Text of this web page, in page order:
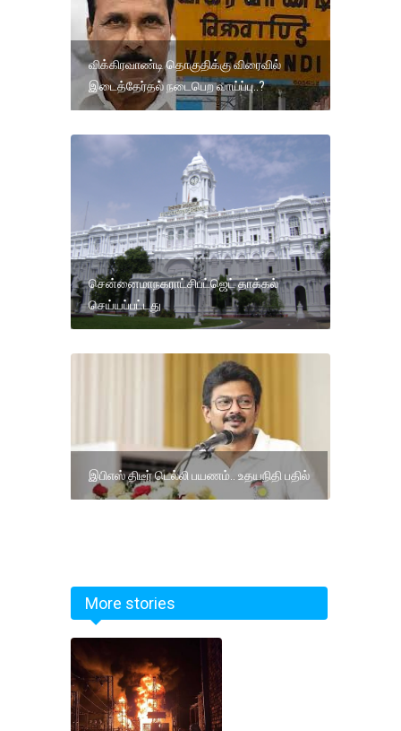
விக்கிரவாண்டி தொகுதிக்கு விரைவில்
இடைத்தேர்தல் நடைபெற வாய்ப்பு..?
சென்னைமாநகராட்சிபட்ஜெட் தாக்கல்
செய்யப்பட்டது
இபிஎஸ் திடீர் டெல்லி பயணம்.. உதயநிதி பதில்
More stories